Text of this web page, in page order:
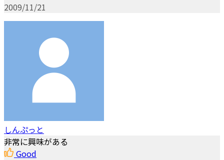
2009/11/21
しんぷっと
非常に興味がある
Good